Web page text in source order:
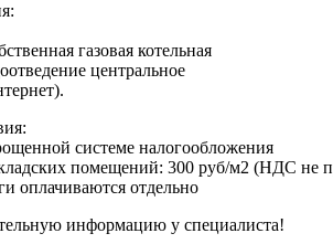
газовая котельная
центральное
системе налогообложения
помещений: 300 руб/м2 (НДС не
оплачиваются отдельно
информацию у специалиста!